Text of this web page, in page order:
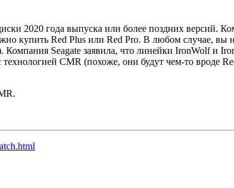
2020 года выпуска или более поздних версий.
купить Red Plus или Red Pro. В любом случае, вы
Seagate заявила, что линейки IronWolf и
CMR (похоже, они будут чем-то вроде